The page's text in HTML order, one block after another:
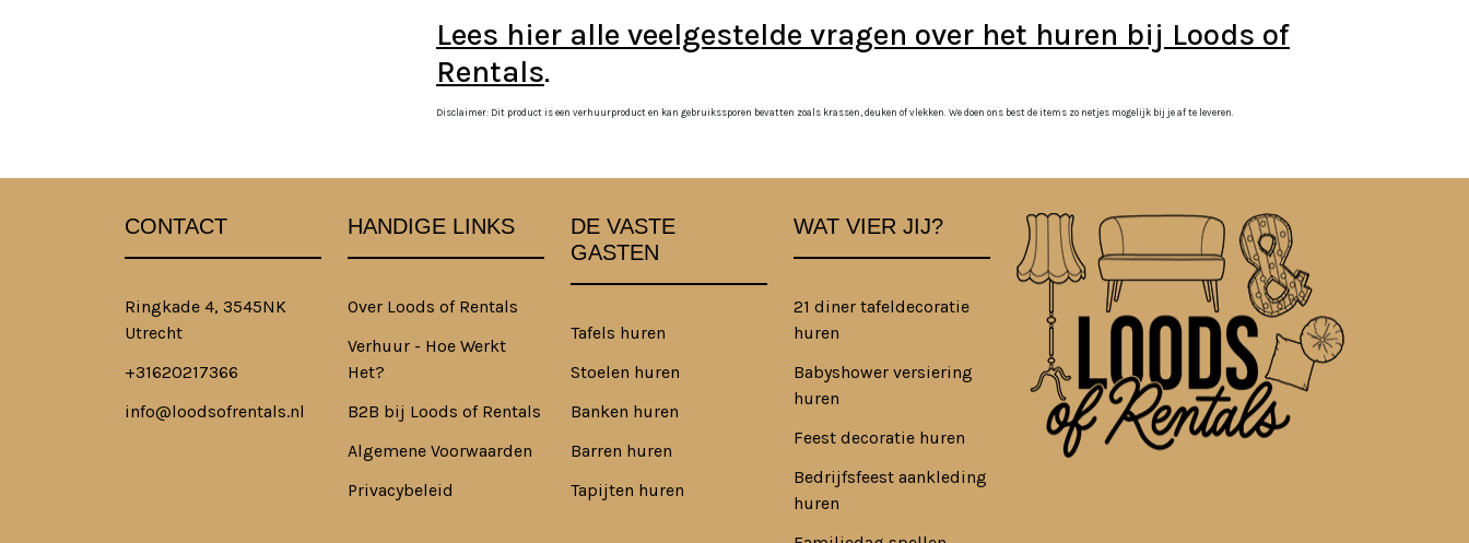
Lees hier alle veelgestelde vragen over het huren bij Loods of
Rentals.
Disclaimer: Dit product is een verhuurproduct en kan gebruikssporen bevatten zoals krassen, deuken of vlekken. We doen ons best de items zo netjes mogelijk bij je af te leveren.
CONTACT
Ringkade 4, 3545NK
Utrecht
+31620217366
info@loodsofrentals.nl
HANDIGE LINKS
Over Loods of Rentals
Verhuur - Hoe Werkt
Het?
B2B bij Loods of Rentals
Algemene Voorwaarden
Privacybeleid
DE VASTE
GASTEN
Tafels huren
Stoelen huren
Banken huren
Barren huren
Tapijten huren
WAT VIER JIJ?
21 diner tafeldecoratie
huren
Babyshower versiering
huren
Feest decoratie huren
Bedrijfsfeest aankleding
huren